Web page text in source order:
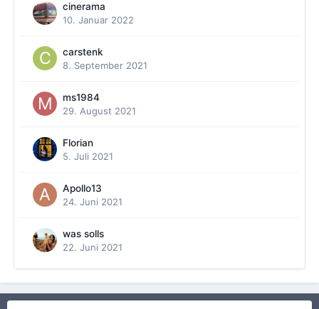
cinerama
10. Januar 2022
carstenk
8. September 2021
ms1984
29. August 2021
Florian
5. Juli 2021
Apollo13
24. Juni 2021
was solls
22. Juni 2021